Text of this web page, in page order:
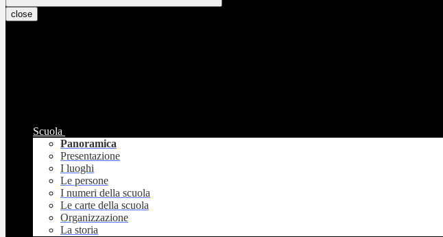
close
Scuola
Panoramica
Presentazione
I luoghi
Le persone
I numeri della scuola
Le carte della scuola
Organizzazione
La storia